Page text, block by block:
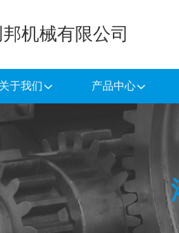
机械有限公司
关于我们 产品中心